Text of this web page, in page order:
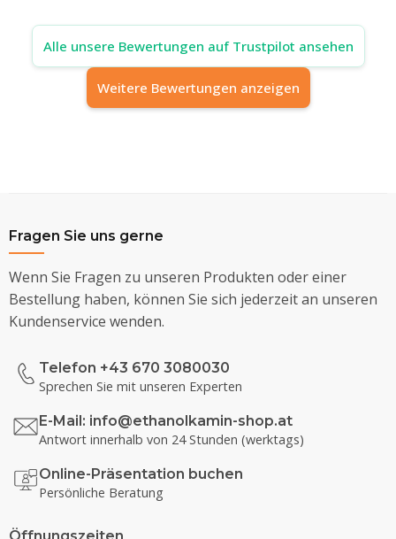
Alle unsere Bewertungen auf Trustpilot ansehen
Weitere Bewertungen anzeigen
Fragen Sie uns gerne
Wenn Sie Fragen zu unseren Produkten oder einer
Bestellung haben, können Sie sich jederzeit an unseren
Kundenservice wenden.
Telefon +43 670 3080030
Sprechen Sie mit unseren Experten
E-Mail: info@ethanolkamin-shop.at
Antwort innerhalb von 24 Stunden (werktags)
Online-Präsentation buchen
Persönliche Beratung
Öffnungszeiten